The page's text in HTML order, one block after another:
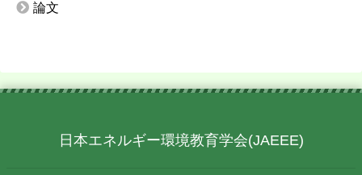
論文
日本エネルギー環境教育学会(JAEEE)